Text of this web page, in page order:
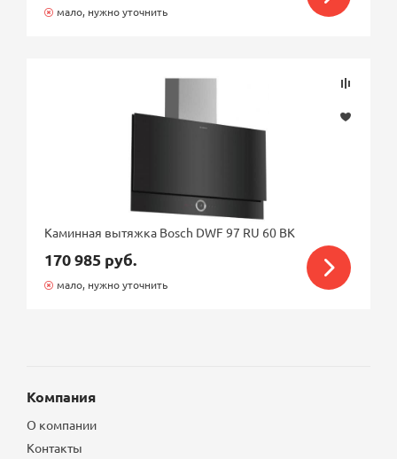
мало, нужно уточнить
Каминная вытяжка Bosch DWF 97 RU 60 BK
170 985 руб.
мало, нужно уточнить
Компания
О компании
Контакты